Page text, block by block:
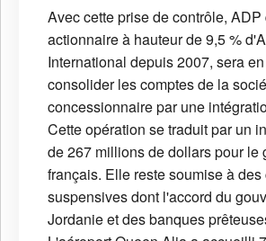
Avec cette prise de contrôle,
actionnaire à hauteur de 9,5 %
International depuis 2007, sera
consolider les comptes de la
concessionnaire par une
Cette opération se traduit par un
de 267 millions de dollars pour le
français. Elle reste soumise à
suspensives dont l'accord du
Jordanie et des banques